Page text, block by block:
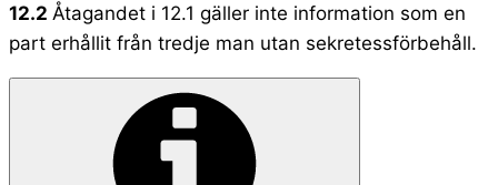
12.2 Åtagandet i 12.1 gäller inte information som en
part erhållit från tredje man utan sekretessförbehåll.